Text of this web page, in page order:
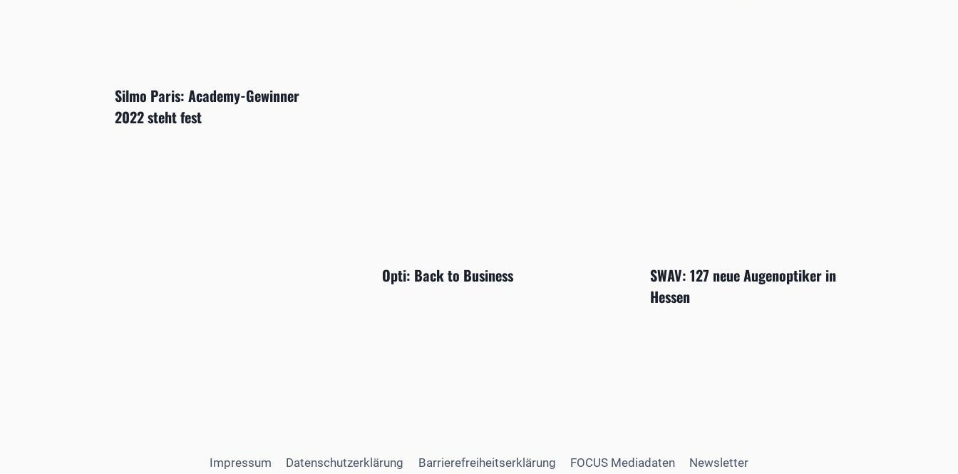
Silmo Paris: Academy-Gewinner
2022 steht fest
Opti: Back to Business
SWAV: 127 neue Augenoptiker in
Hessen
Impressum Datenschutzerklärung Barrierefreiheitserklärung FOCUS Mediadaten Newsletter